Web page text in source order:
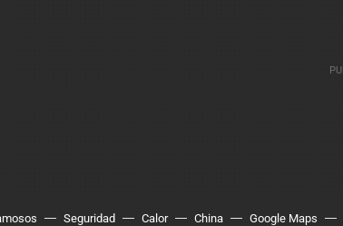
Seguridad Calor China Google Maps